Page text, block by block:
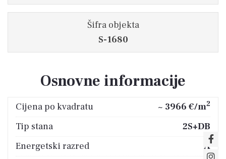
Šifra objekta
S-1680
Osnovne informacije
Cijena po kvadratu ~ 3966 €/m2
Tip stana
2S+DB
Energetski razred
A